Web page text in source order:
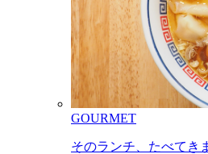
GOURMET
そのランチ、たべてき